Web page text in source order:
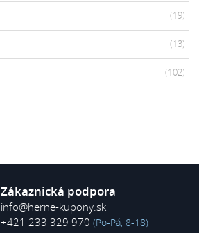
(19)
(13)
(102)
Zákaznická podpora
info@herne-kupony.sk
+421 233 329 970 (Po-Pá, 8-18)